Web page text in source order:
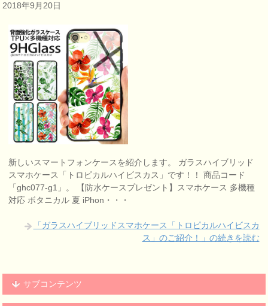
2018年9月20日
新しいスマートフォンケースを紹介します。 ガラスハイブリッド
スマホケース「トロピカルハイビスカス」です！！ 商品コード
「ghc077-g1」。 【防水ケースプレゼント】スマホケース 多機種
対応 ボタニカル 夏 iPhon・・・
「ガラスハイブリッドスマホケース「トロピカルハイビスカ
ス」のご紹介！」の続きを読む
サブコンテンツ